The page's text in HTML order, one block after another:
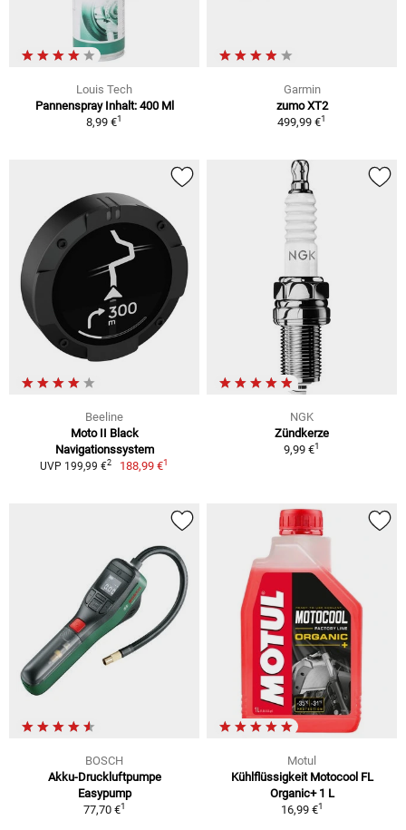
Louis Tech
Pannenspray Inhalt: 400 Ml
8,99 €1
Garmin
zumo XT2
499,99 €1
Beeline
Moto II Black
Navigationssystem
UVP 199,99 €2 188,99 €1
NGK
Zündkerze
9,99 €1
BOSCH
Akku-Druckluftpumpe
Easypump
77,70 €1
Motul
Kühlflüssigkeit Motocool FL
Organic+ 1 L
16,99 €1